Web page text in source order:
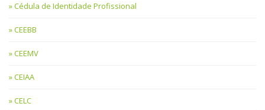
Cédula de Identidade Profissional
CEEBB
CEEMV
CEIAA
CELC